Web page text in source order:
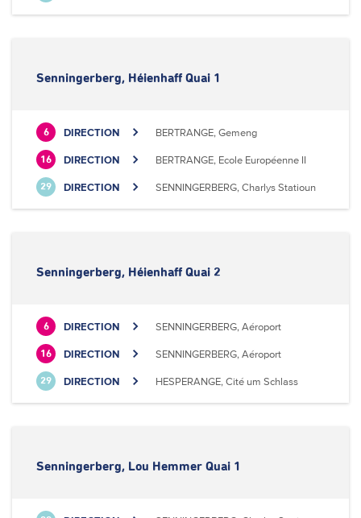
Senningerberg, Héienhaff Quai 1
6 DIRECTION BERTRANGE, Gemeng
16 DIRECTION BERTRANGE, Ecole Européenne II
29 DIRECTION SENNINGERBERG, Charlys Statioun
Senningerberg, Héienhaff Quai 2
6 DIRECTION SENNINGERBERG, Aéroport
16 DIRECTION SENNINGERBERG, Aéroport
29 DIRECTION HESPERANGE, Cité um Schlass
Senningerberg, Lou Hemmer Quai 1